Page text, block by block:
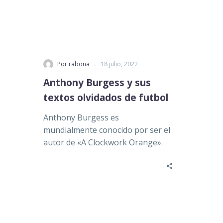
Por rabona - 18 julio, 2022
Anthony Burgess y sus
textos olvidados de futbol
Anthony Burgess es
mundialmente conocido por ser el
autor de «A Clockwork Orange».